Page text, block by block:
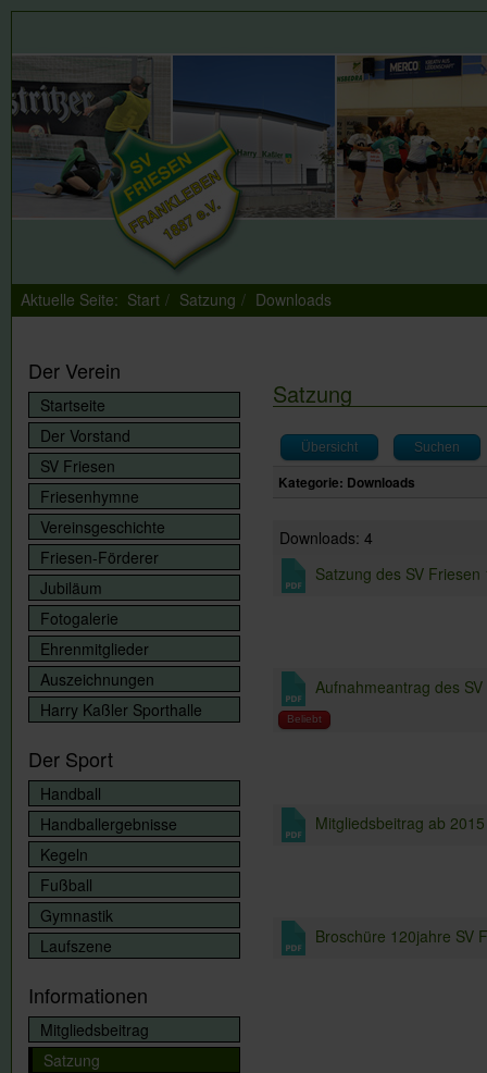
Aktuelle Seite: Start Satzung Downloads
Satzung
Übersicht Suchen
Kategorie: Downloads
Downloads: 4
Satzung des SV Friesen
Aufnahmeantrag des
Beliebt
Mitgliedsbeitrag ab 2015
Broschüre 120jahre SV
Der Verein
Startseite
Der Vorstand
SV Friesen
Friesenhymne
Vereinsgeschichte
Friesen-Förderer
Jubiläum
Fotogalerie
Ehrenmitglieder
Auszeichnungen
Harry Kaßler Sporthalle
Der Sport
Handball
Handballergebnisse
Kegeln
Fußball
Gymnastik
Laufszene
Informationen
Mitgliedsbeitrag
Satzung